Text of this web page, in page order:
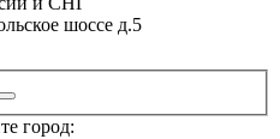
шоссе д.5
город: